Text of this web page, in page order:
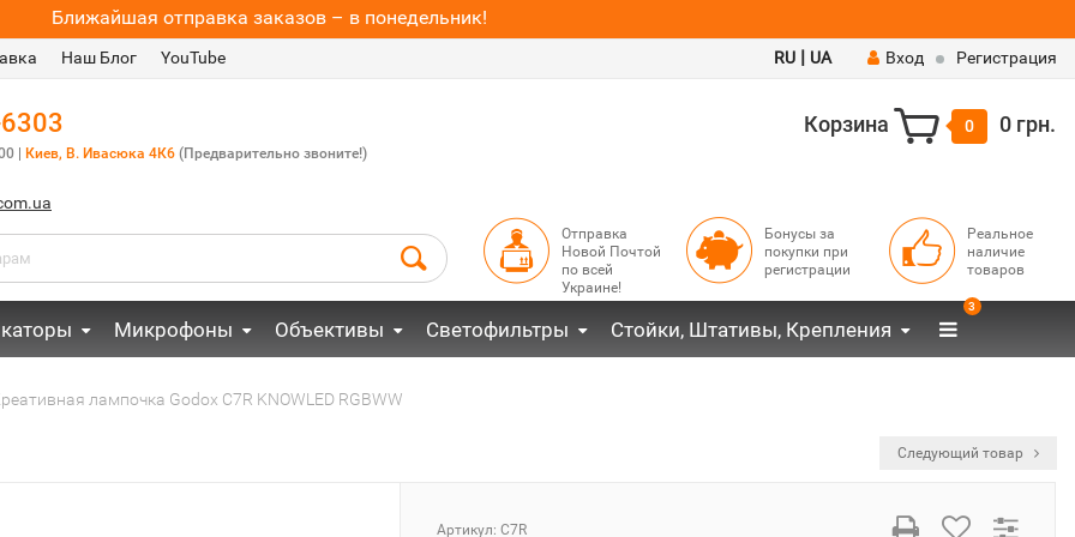
Ближайшая отправка заказов – в понедельник!
Наш Блог YouTube RU | UA Вход Регистрация
| Киев, В. Ивасюка 4К6 (Предварительно звоните!)
Корзина 0 0 грн.
Отправка
Новой Почтой
по всей
Украине!
Бонусы за
покупки при
регистрации
Реальное
наличие
товаров
Микрофоны Объективы Светофильтры Стойки, Штативы, Крепления
3
лампочка Godox C7R KNOWLED RGBWW
Следующий товар
Артикул: C7R